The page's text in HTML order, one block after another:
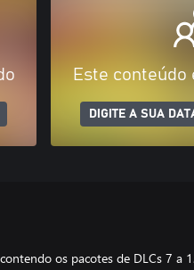
Este conteúdo
DIGITE A SUA
os pacotes de DLCs 7 a